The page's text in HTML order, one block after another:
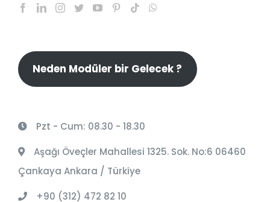
Neden Modüler bir Gelecek ?
Pzt - Cum: 08.30 - 18.30
Aşağı Öveçler Mahallesi 1325. Sok. No:6 06460
Çankaya Ankara / Türkiye
+90 (312) 472 82 10